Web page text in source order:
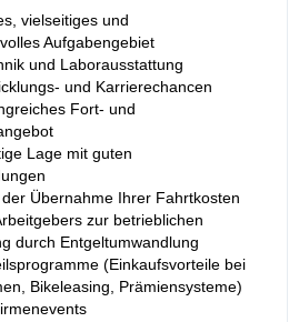
vielseitiges und
Aufgabengebiet
und Laborausstattung
und Karrierechancen
Fort- und
Lage mit guten
Übernahme Ihrer Fahrtkosten
zur betrieblichen
durch Entgeltumwandlung
(Einkaufsvorteile bei
Bikeleasing, Prämiensysteme)